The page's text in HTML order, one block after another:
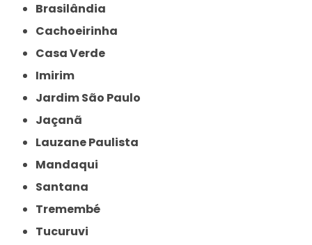
Brasilândia
Cachoeirinha
Casa Verde
Imirim
Jardim São Paulo
Jaçanã
Lauzane Paulista
Mandaqui
Santana
Tremembé
Tucuruvi